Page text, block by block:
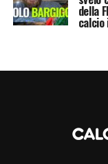
della
calcio